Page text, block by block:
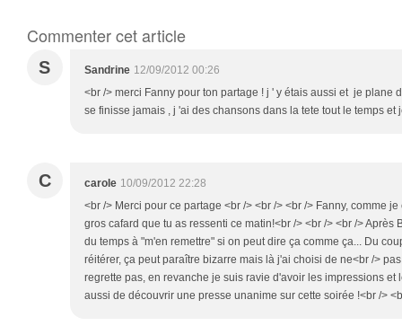
Commenter cet article
S Sandrine 12/09/2012 00:26
<br /> merci Fanny pour ton partage ! j ' y étais aussi et je plane
se finisse jamais , j 'ai des chansons dans la tete tout le temps et
C carole 10/09/2012 22:28
<br /> Merci pour ce partage <br /> <br /> <br /> Fanny, comme
gros cafard que tu as ressenti ce matin!<br /> <br /> <br /> Après
du temps à "m'en remettre" si on peut dire ça comme ça... Du
réitérer, ça peut paraître bizarre mais là j'ai choisi de ne<br />
regrette pas, en revanche je suis ravie d'avoir les impressions et
aussi de découvrir une presse unanime sur cette soirée !<br />